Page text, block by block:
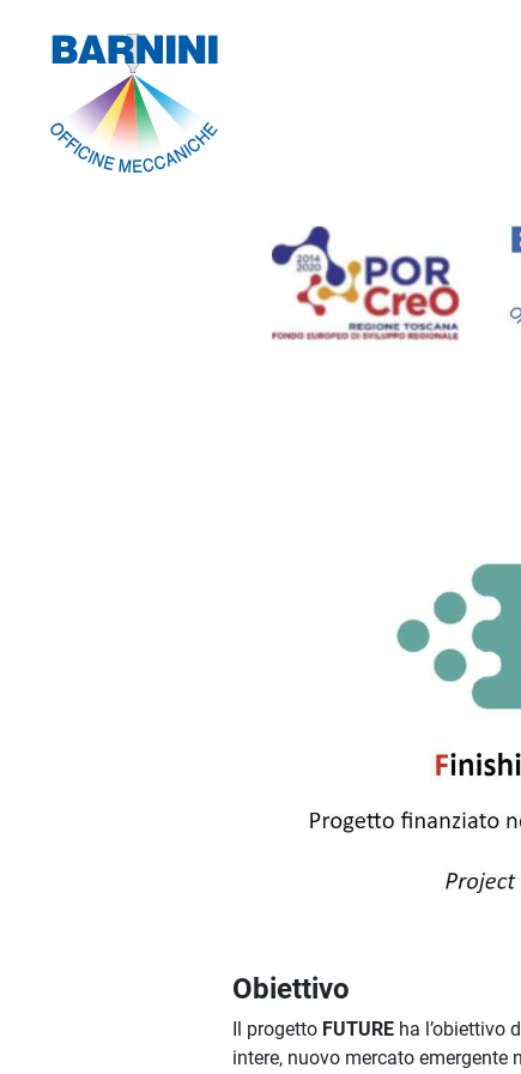
Obiettivo
Il progetto FUTURE ha l’obiettivo
intere, nuovo mercato